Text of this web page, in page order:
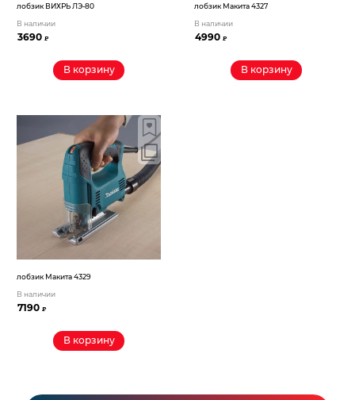
лобзик ВИХРЬ ЛЭ-80
В наличии
3690₽
В корзину
лобзик Макита 4327
В наличии
4990₽
В корзину
лобзик Макита 4329
В наличии
7190₽
В корзину